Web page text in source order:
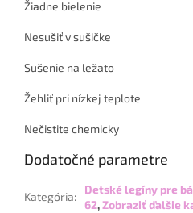
Žiadne bielenie
Nesušiť v sušičke
Sušenie na ležato
Žehliť pri nízkej teplote
Nečistite chemicky
Dodatočné parametre
Kategória:
Detské legíny pre
62,Zobraziť ďalšie